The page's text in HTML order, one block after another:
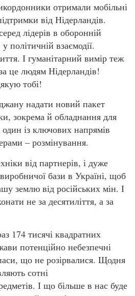
отримали мобільні
від Нідерландів.
лідерів в оборонній
політичній взаємодії.
І гуманітарний вимір теж
це людям Нідерландів!
тобі!
надати новий пакет
зокрема й обладнання для
із ключових напрямів
– розмінування.
від партнерів, і дуже
бази в Україні, щоб
землю від російських мін. І
не за десятиліття, а за
174 тисячі квадратних
потенційно небезпечні
що не розірвалися. Щодня
сотні
І що більше в нас буде